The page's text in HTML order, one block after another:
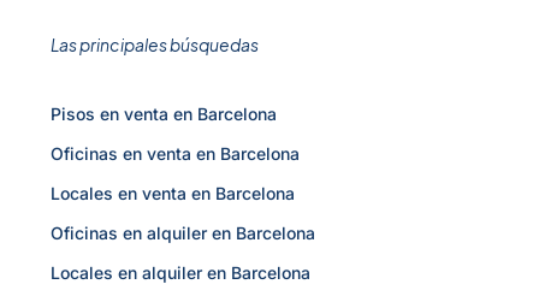
Las principales búsquedas
Pisos en venta en Barcelona
Oficinas en venta en Barcelona
Locales en venta en Barcelona
Oficinas en alquiler en Barcelona
Locales en alquiler en Barcelona